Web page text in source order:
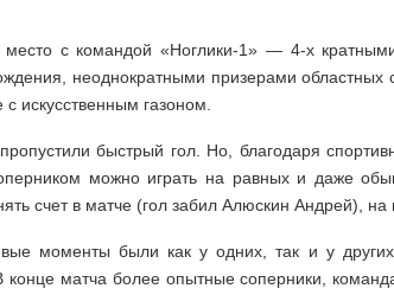
место с командой «Ноглики-​1» — 4-​х
неоднократными призерами областных
искусственным газоном.
быстрый гол. Но, благодаря
можно играть на равных и даже
счет в матче (гол забил Алюскин Андрей),
моменты были как у одних, так и у
матча более опытные соперники,